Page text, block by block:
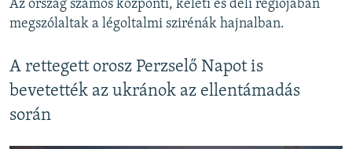
Az ország számos központi, keleti és déli régiójában
megszólaltak a légoltalmi szirénák hajnalban.
A rettegett orosz Perzselő Napot is
bevetették az ukránok az ellentámadás
során